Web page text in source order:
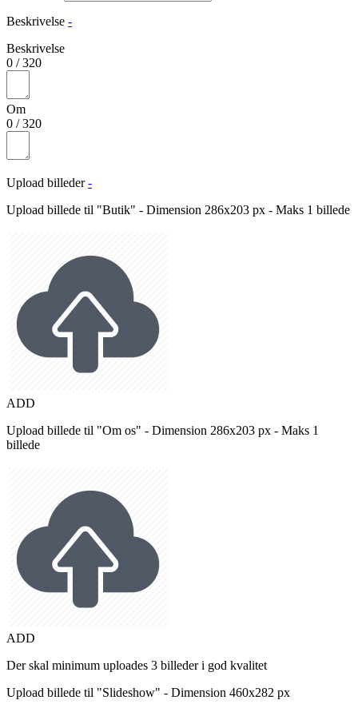
Beskrivelse -
Beskrivelse
0 /320
Om
0 /320
Upload billeder -
Upload billede til "Butik" - Dimension 286x203 px - Maks 1 billede
ADD
Upload billede til "Om os" - Dimension 286x203 px - Maks 1
billede
ADD
Der skal minimum uploades 3 billeder i god kvalitet
Upload billede til "Slideshow" - Dimension 460x282 px